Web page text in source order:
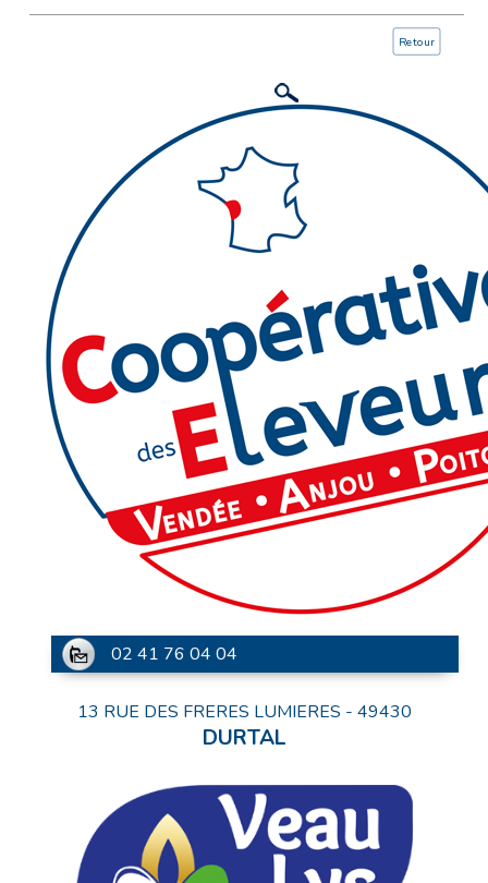
Retour
02 41 76 04 04
13 RUE DES FRERES LUMIERES - 49430
DURTAL